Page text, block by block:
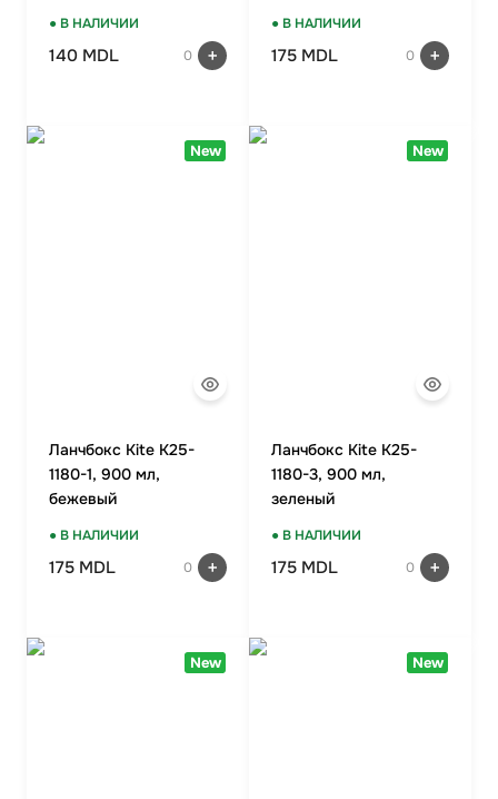
● В НАЛИЧИИ
140 MDL 0
● В НАЛИЧИИ
175 MDL 0
New
Ланчбокс Kite K25-
1180-1, 900 мл,
бежевый
● В НАЛИЧИИ
175 MDL 0
New
Ланчбокс Kite K25-
1180-3, 900 мл,
зеленый
● В НАЛИЧИИ
175 MDL 0
New New